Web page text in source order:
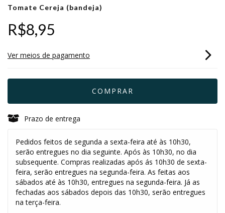
Tomate Cereja (bandeja)
R$8,95
Ver meios de pagamento
Prazo de entrega
Pedidos feitos de segunda a sexta-feira até às 10h30,
serão entregues no dia seguinte. Após às 10h30, no dia
subsequente. Compras realizadas após ás 10h30 de sexta-
feira, serão entregues na segunda-feira. As feitas aos
sábados até às 10h30, entregues na segunda-feira. Já as
fechadas aos sábados depois das 10h30, serão entregues
na terça-feira.